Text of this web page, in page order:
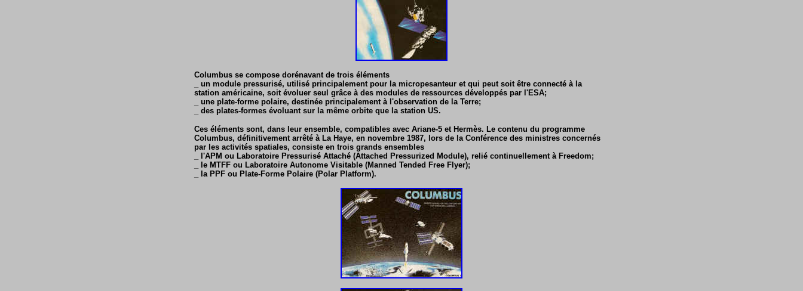
Columbus se compose dorénavant de trois éléments
_ un module pressurisé, utilisé principalement pour la micropesanteur et qui peut soit être connecté à la
station américaine, soit évoluer seul grâce à des modules de ressources développés par l'ESA;
_ une plate-forme polaire, destinée principalement à l'observation de la Terre;
_ des plates-formes évoluant sur la même orbite que la station US.
Ces éléments sont, dans leur ensemble, compatibles avec Ariane-5 et Hermès. Le contenu du programme
Columbus, définitivement arrêté à La Haye, en novembre 1987, lors de la Conférence des ministres concernés
par les activités spatiales, consiste en trois grands ensembles
_ l'APM ou Laboratoire Pressurisé Attaché (Attached Pressurized Module), relié continuellement à Freedom;
_ le MTFF ou Laboratoire Autonome Visitable (Manned Tended Free Flyer);
_ la PPF ou Plate-Forme Polaire (Polar Platform).